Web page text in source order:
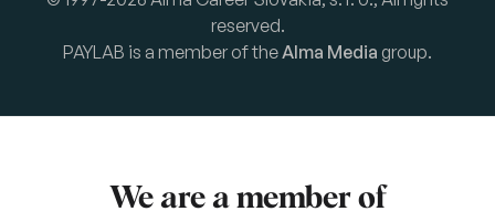
reserved.
PAYLAB is a member of theAlma Media group.
We are a member of